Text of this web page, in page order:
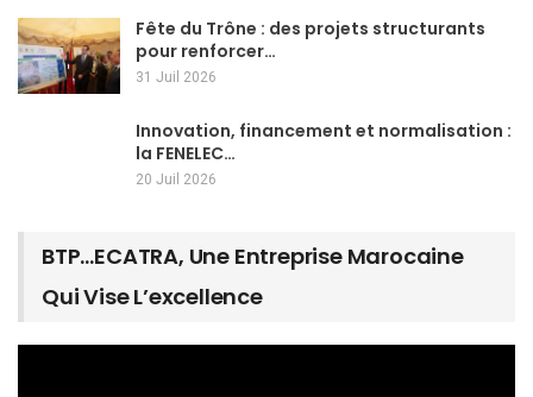
Fête du Trône : des projets structurants
pour renforcer…
31 Juil 2026
Innovation, financement et normalisation :
la FENELEC…
20 Juil 2026
BTP…ECATRA, Une Entreprise Marocaine
Qui Vise L’excellence